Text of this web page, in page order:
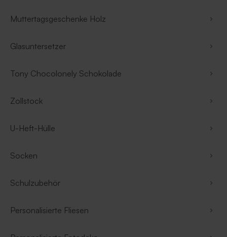
Muttertagsgeschenke Holz
Glasuntersetzer
Tony Chocolonely Schokolade
Zollstock
U-Heft-Hülle
Socken
Schulzubehör
Personalisierte Fliesen